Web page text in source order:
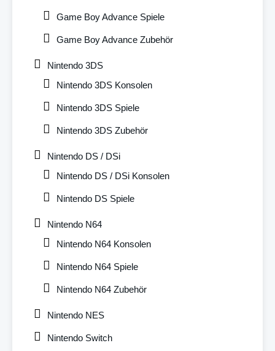
Game Boy Advance Spiele
Game Boy Advance Zubehör
Nintendo 3DS
Nintendo 3DS Konsolen
Nintendo 3DS Spiele
Nintendo 3DS Zubehör
Nintendo DS / DSi
Nintendo DS / DSi Konsolen
Nintendo DS Spiele
Nintendo N64
Nintendo N64 Konsolen
Nintendo N64 Spiele
Nintendo N64 Zubehör
Nintendo NES
Nintendo Switch